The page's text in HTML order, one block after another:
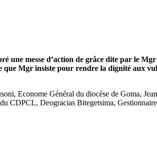
une messe d’action de grâce dite par le
que Mgr insiste pour rendre la dignité aux
Econome Général du diocèse de Goma,
CDPCL, Deogracias Bitegetsima,